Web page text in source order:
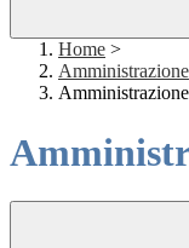
Home >
Amministrazione